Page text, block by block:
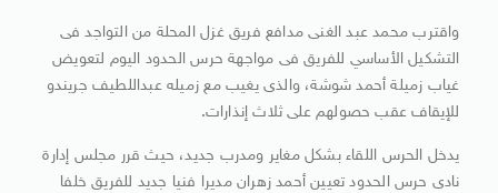
واقترب محمد عبد الغنى مدافع فريق غزل المحلة من التواجد فى
التشكيل الأساسي للفريق فى مواجهة حرس الحدود اليوم لتعويض
غياب زميلة أحمد شوشة، والذى يغيب مع زميله عبداللطيف جريندو
للإيقاف عقب حصولهم على ثلاث إنذارات.
يدخل الحرس اللقاء بشكل مغاير ومدرب جديد، حيث قرر مجلس إدارة
نادى حرس الحدود تعيين أحمد زهران مديرا فنيا جديد للفريق خلفا